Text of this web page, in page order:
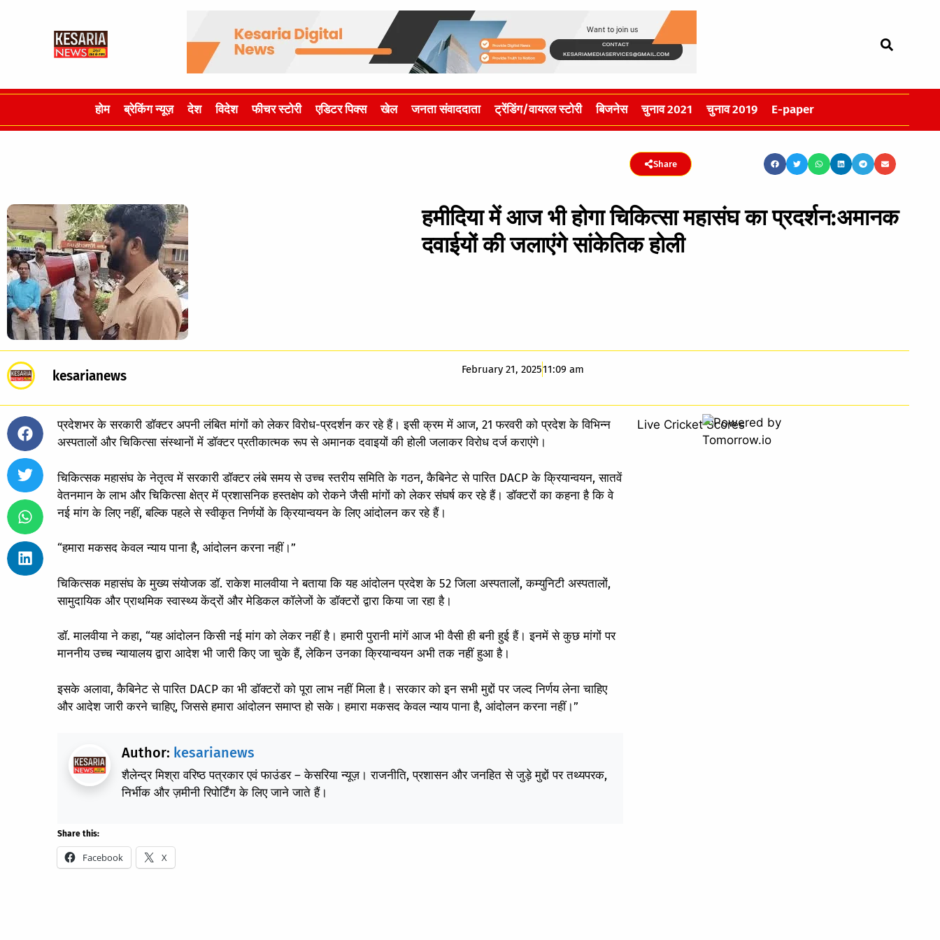
होम ब्रेकिंग न्यूज़ देश विदेश फीचर स्टोरी एडिटर पिक्स खेल जनता संवाददाता ट्रेंडिंग/वायरल स्टोरी बिजनेस चुनाव 2021 चुनाव 2019 E-paper
Share
हमीदिया में आज भी होगा चिकित्सा महासंघ का प्रदर्शन:अमानक
दवाईयों की जलाएंगे सांकेतिक होली
kesarianews February 21, 202511:09 am
प्रदेशभर के सरकारी डॉक्टर अपनी लंबित मांगों को लेकर विरोध-प्रदर्शन कर रहे हैं। इसी क्रम में आज, 21 फरवरी को प्रदेश के विभिन्न
अस्पतालों और चिकित्सा संस्थानों में डॉक्टर प्रतीकात्मक रूप से अमानक दवाइयों की होली जलाकर विरोध दर्ज कराएंगे।
चिकित्सक महासंघ के नेतृत्व में सरकारी डॉक्टर लंबे समय से उच्च स्तरीय समिति के गठन, कैबिनेट से पारित DACP के क्रियान्वयन, सातवें
वेतनमान के लाभ और चिकित्सा क्षेत्र में प्रशासनिक हस्तक्षेप को रोकने जैसी मांगों को लेकर संघर्ष कर रहे हैं। डॉक्टरों का कहना है कि वे
नई मांग के लिए नहीं, बल्कि पहले से स्वीकृत निर्णयों के क्रियान्वयन के लिए आंदोलन कर रहे हैं।
“हमारा मकसद केवल न्याय पाना है, आंदोलन करना नहीं।”
चिकित्सक महासंघ के मुख्य संयोजक डॉ. राकेश मालवीया ने बताया कि यह आंदोलन प्रदेश के 52 जिला अस्पतालों, कम्युनिटी अस्पतालों,
सामुदायिक और प्राथमिक स्वास्थ्य केंद्रों और मेडिकल कॉलेजों के डॉक्टरों द्वारा किया जा रहा है।
डॉ. मालवीया ने कहा, “यह आंदोलन किसी नई मांग को लेकर नहीं है। हमारी पुरानी मांगें आज भी वैसी ही बनी हुई हैं। इनमें से कुछ मांगों पर
माननीय उच्च न्यायालय द्वारा आदेश भी जारी किए जा चुके हैं, लेकिन उनका क्रियान्वयन अभी तक नहीं हुआ है।
इसके अलावा, कैबिनेट से पारित DACP का भी डॉक्टरों को पूरा लाभ नहीं मिला है। सरकार को इन सभी मुद्दों पर जल्द निर्णय लेना चाहिए
और आदेश जारी करने चाहिए, जिससे हमारा आंदोलन समाप्त हो सके। हमारा मकसद केवल न्याय पाना है, आंदोलन करना नहीं।”
Author: kesarianews
शैलेन्द्र मिश्रा वरिष्ठ पत्रकार एवं फाउंडर – केसरिया न्यूज़। राजनीति, प्रशासन और जनहित से जुड़े मुद्दों पर तथ्यपरक,
निर्भीक और ज़मीनी रिपोर्टिंग के लिए जाने जाते हैं।
Share this:
Facebook X
Live Cricket Scores